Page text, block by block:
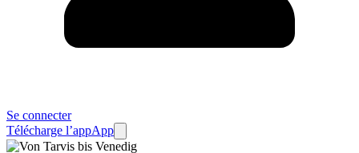
Se connecter
Télécharge l’appApp